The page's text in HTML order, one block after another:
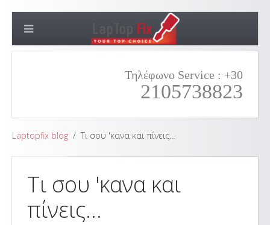
Τηλέφωνο Service : +30
2105738823
Laptopfix blog Τι σου 'κανα και πίνεις...
Τι σου 'κανα και
πίνεις...